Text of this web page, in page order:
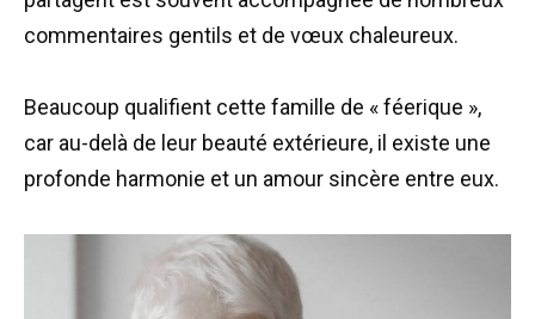
commentaires gentils et de vœux chaleureux.
Beaucoup qualifient cette famille de « féerique »,
car au-delà de leur beauté extérieure, il existe une
profonde harmonie et un amour sincère entre eux.